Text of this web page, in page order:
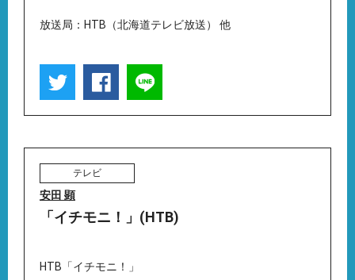
放送局：HTB（北海道テレビ放送） 他
テレビ
安田 顕
「イチモニ！」(HTB)
HTB「イチモニ！」